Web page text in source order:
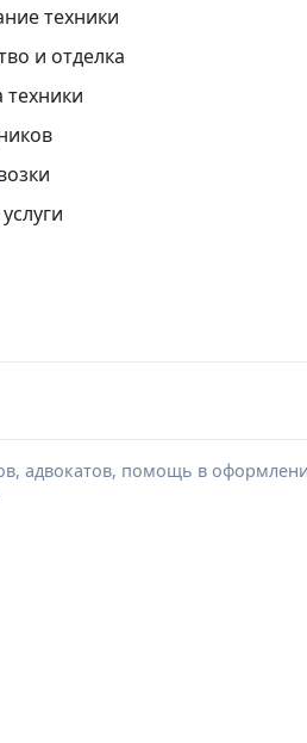
техники
и отделка
адвокатов, помощь в